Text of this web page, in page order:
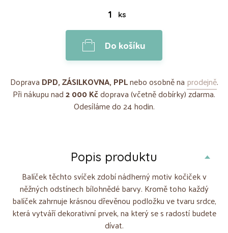
ks
Do košíku
Doprava DPD, ZÁSILKOVNA, PPLnebo osobně na prodejně.
Při nákupu nad2 000 Kčdoprava (včetně dobírky) zdarma.
Odesíláme do 24 hodin.
Popis produktu
Balíček těchto svíček zdobí nádherný motiv kočiček v
něžných odstínech bílohnědé barvy. Kromě toho každý
balíček zahrnuje krásnou dřevěnou podložku ve tvaru srdce,
která vytváří dekorativní prvek, na který se s radostí budete
dívat.